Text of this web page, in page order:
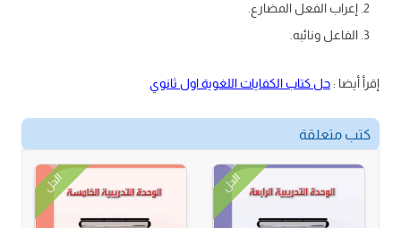
إعراب الفعل المضارع.
الفاعل ونائبه.
إقرأ أيضا :حل كتاب الكفايات اللغوية اول ثانوي
كتب متعلقة
الحل الحل